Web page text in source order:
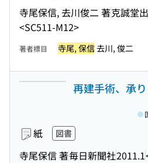
寺尾保信, 去川俊二 著克誠堂
<SC511-M12>
著者標目 寺尾, 保信去川, 俊二
再建手術、承
紙 図書
寺尾保信 著毎日新聞社2011.1